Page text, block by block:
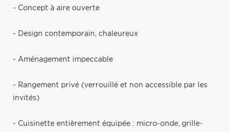
- Concept à aire ouverte
- Design contemporain, chaleureux
- Aménagement impeccable
- Rangement privé (verrouillé et non accessible par les
invités)
- Cuisinette entièrement équipée : micro-onde, grille-